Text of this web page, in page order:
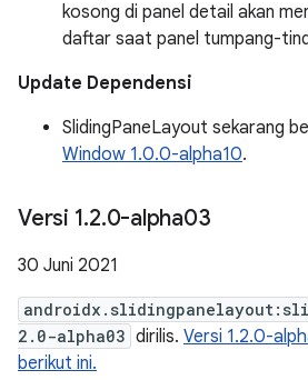
kosong di panel detail akan
daftar saat panel tumpang-
Update Dependensi
SlidingPaneLayout sekarang
Window 1.0.0-alpha10.
Versi 1.2.0-alpha03
30 Juni 2021
2.0-alpha03 dirilis. Versi 1.2.0-
berikut ini.